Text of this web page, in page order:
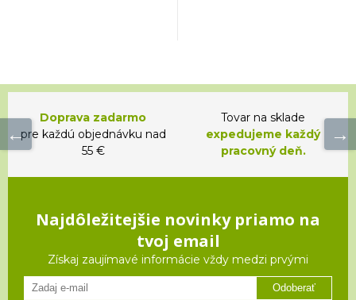
Doprava zadarmo
pre každú objednávku nad
55 €
Tovar na sklade
expedujeme každý
pracovný deň.
Najdôležitejšie novinky priamo na
tvoj email
Získaj zaujímavé informácie vždy medzi prvými
Odoberať